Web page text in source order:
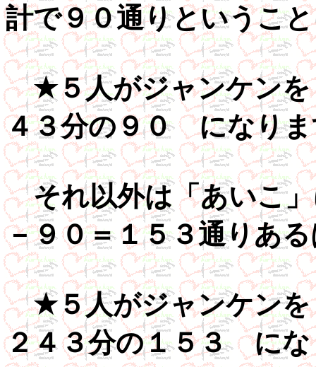
計で９０通りというこ
★５人がジャンケンを
４３分の９０ になりま
それ以外は「あいこ」
－９０＝１５３通りあ
★５人がジャンケンを
２４３分の１５３ にな